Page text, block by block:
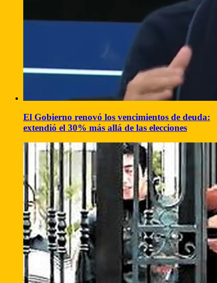
El Gobierno renovó los vencimientos de deuda:
extendió el 30% más allá de las elecciones